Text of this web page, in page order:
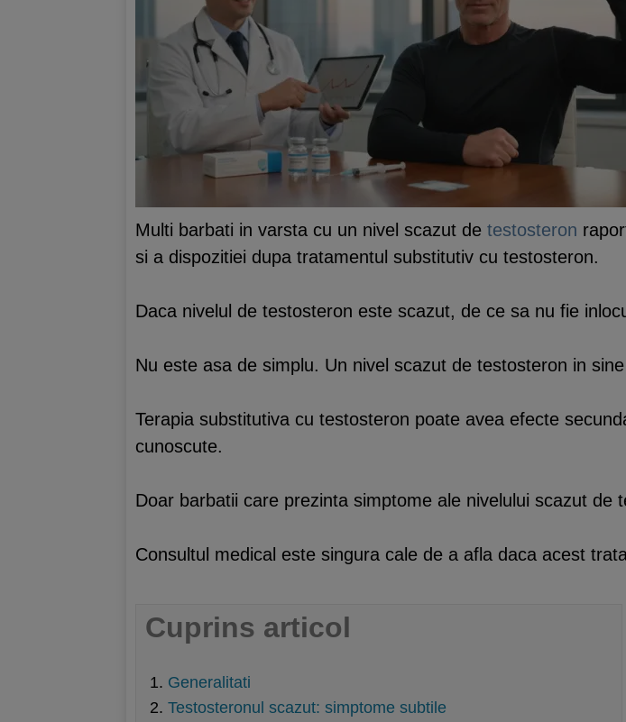
Multi barbati in varsta cu un nivel scazut de testosteron
si a dispozitiei dupa tratamentul substitutiv cu testosteron.
Daca nivelul de testosteron este scazut, de ce sa nu fie
Nu este asa de simplu. Un nivel scazut de testosteron in
Terapia substitutiva cu testosteron poate avea efecte
cunoscute.
Doar barbatii care prezinta simptome ale nivelului scazut
Consultul medical este singura cale de a afla daca acest
Cuprins articol
Generalitati
Testosteronul scazut: simptome subtile